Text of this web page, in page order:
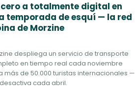
cero a totalmente digital en
temporada de esquí — la red
de Morzine
despliega un servicio de transporte
en tiempo real cada noviembre
más de 50.000 turistas internacionales —
cada abril.